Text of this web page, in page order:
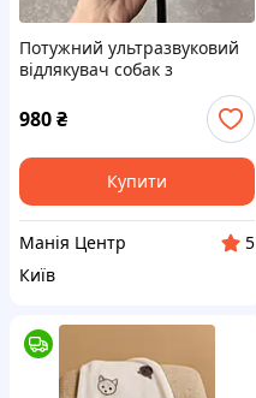
Потужний ультразвуковий
відлякувач собак з
акумулятором B30 та 3-ма
випромінювачами
980₴
Купити
Манія Центр
5
Київ